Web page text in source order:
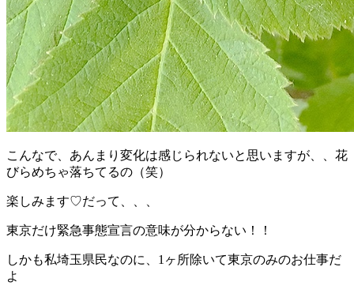
こんなで、あんまり変化は感じられないと思いますが、、花
びらめちゃ落ちてるの（笑）
楽しみます♡だって、、、
東京だけ緊急事態宣言の意味が分からない！！
しかも私埼玉県民なのに、1ヶ所除いて東京のみのお仕事だ
よ